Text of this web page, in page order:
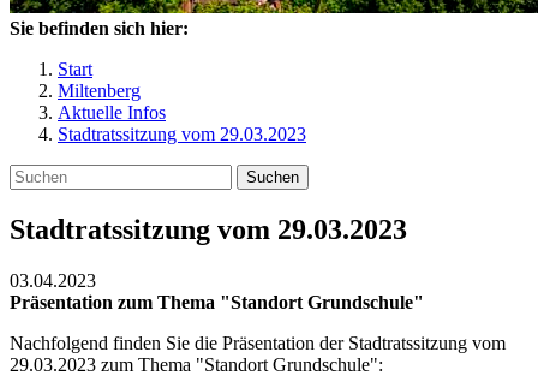
Sie befinden sich hier:
Start
Miltenberg
Aktuelle Infos
Stadtratssitzung vom 29.03.2023
Suchen
Stadtratssitzung vom 29.03.2023
03.04.2023
Präsentation zum Thema "Standort Grundschule"
Nachfolgend finden Sie die Präsentation der Stadtratssitzung vom
29.03.2023 zum Thema "Standort Grundschule":